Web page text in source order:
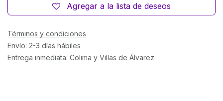
Agregar a la lista de deseos
Términos y condiciones
Envío: 2-3 días hábiles
Entrega inmediata: Colima y Villas de Álvarez